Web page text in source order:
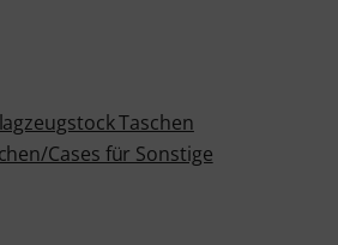
Taschen
Cases für Sonstige